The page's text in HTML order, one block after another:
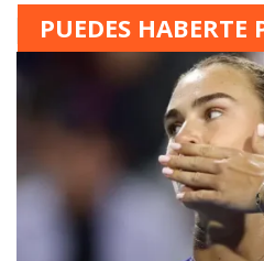
PUEDES HABERTE